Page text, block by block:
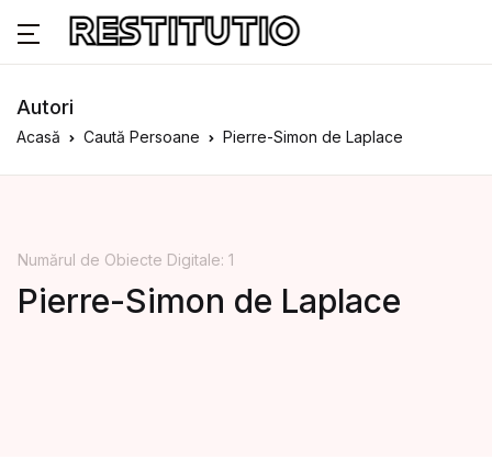
Autori
Acasă Caută Persoane Pierre-Simon de Laplace
Numărul de Obiecte Digitale: 1
Pierre-Simon de Laplace